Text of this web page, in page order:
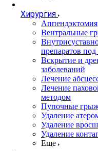
Хирургия
Аппендэктомия
Вентральные
препаратов
Вскрытие и
заболеваний
Лечение
Лечение
методом
Пупочные
Удаление
Удаление
Удаление
Еще